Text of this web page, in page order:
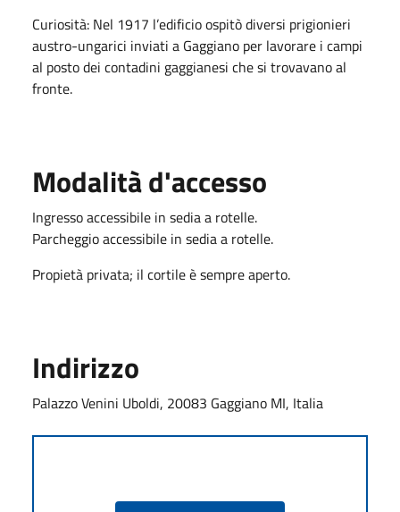
Curiosità: Nel 1917 l’edificio ospitò diversi prigionieri
austro-ungarici inviati a Gaggiano per lavorare i campi
al posto dei contadini gaggianesi che si trovavano al
fronte.
Modalità d'accesso
Ingresso accessibile in sedia a rotelle.
Parcheggio accessibile in sedia a rotelle.
Propietà privata; il cortile è sempre aperto.
Indirizzo
Palazzo Venini Uboldi, 20083 Gaggiano MI, Italia